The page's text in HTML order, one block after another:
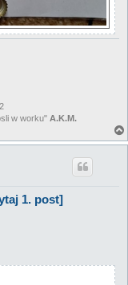
2
w worku" A.K.M.
1. post]